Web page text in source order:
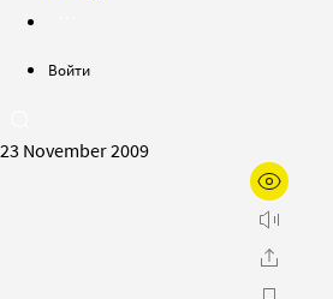
Войти
23 November 2009